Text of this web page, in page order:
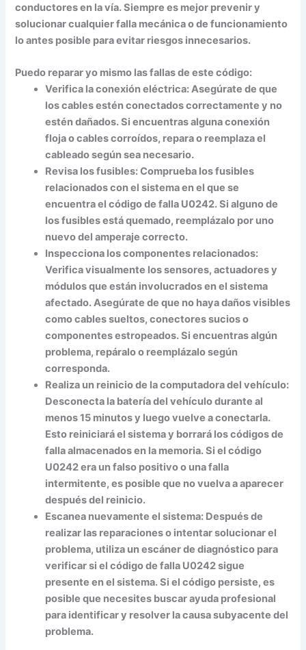
conductores en la vía. Siempre es mejor prevenir y
solucionar cualquier falla mecánica o de funcionamiento
lo antes posible para evitar riesgos innecesarios.
Puedo reparar yo mismo las fallas de este código:
Verifica la conexión eléctrica: Asegúrate de que
los cables estén conectados correctamente y no
estén dañados. Si encuentras alguna conexión
floja o cables corroídos, repara o reemplaza el
cableado según sea necesario.
Revisa los fusibles: Comprueba los fusibles
relacionados con el sistema en el que se
encuentra el código de falla U0242. Si alguno de
los fusibles está quemado, reemplázalo por uno
nuevo del amperaje correcto.
Inspecciona los componentes relacionados:
Verifica visualmente los sensores, actuadores y
módulos que están involucrados en el sistema
afectado. Asegúrate de que no haya daños visibles
como cables sueltos, conectores sucios o
componentes estropeados. Si encuentras algún
problema, repáralo o reemplázalo según
corresponda.
Realiza un reinicio de la computadora del vehículo:
Desconecta la batería del vehículo durante al
menos 15 minutos y luego vuelve a conectarla.
Esto reiniciará el sistema y borrará los códigos de
falla almacenados en la memoria. Si el código
U0242 era un falso positivo o una falla
intermitente, es posible que no vuelva a aparecer
después del reinicio.
Escanea nuevamente el sistema: Después de
realizar las reparaciones o intentar solucionar el
problema, utiliza un escáner de diagnóstico para
verificar si el código de falla U0242 sigue
presente en el sistema. Si el código persiste, es
posible que necesites buscar ayuda profesional
para identificar y resolver la causa subyacente del
problema.